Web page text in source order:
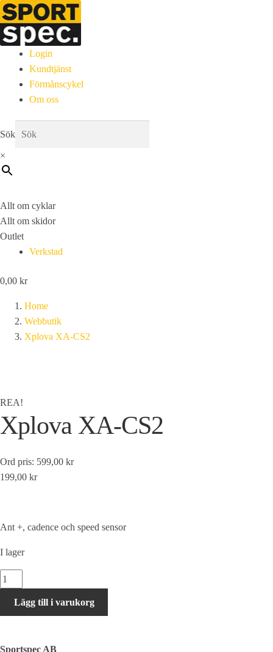
Login
Kundtjänst
Förmånscykel
Om oss
Sök
×
Allt om cyklar
Allt om skidor
Outlet
Verkstad
0,00 kr
Home
Webbutik
Xplova XA-CS2
REA!
Xplova XA-CS2
Ord pris: 599,00 kr
199,00 kr
Ant +, cadence och speed sensor
I lager
Xplova
XA-
CS2Lägg till i varukorg
Sportspec AB